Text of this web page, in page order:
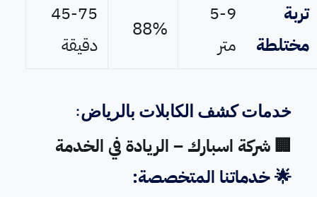
تربة
مختلطة
5-9
متر
88%
45-75
دقيقة
خدمات كشف الكابلات بالرياض:
🏢 شركة اسبارك – الريادة في الخدمة
🌟 خدماتنا المتخصصة: